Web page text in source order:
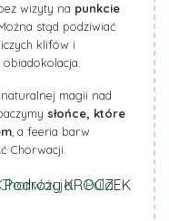
wizyty na punkcie
Można stąd podziwiać
klifów i
magii nad
słońce, które
, a feeria barw
Chorwacji.
Podróży KROCZEK